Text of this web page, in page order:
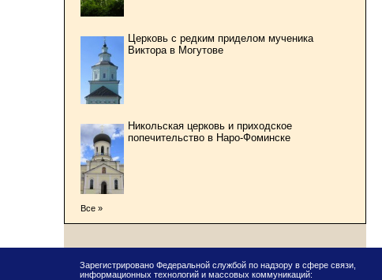
Церковь с редким приделом мученика
Виктора в Могутове
Никольская церковь и приходское
попечительство в Наро-Фоминске
Все »
Зарегистрировано Федеральной службой по надзору в сфере связи,
информационных технологий и массовых коммуникаций: